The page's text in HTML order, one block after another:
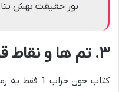
نور حقیقت بهش
۳. تم ها و نقاط قوت خون خراب 1
کتاب خون